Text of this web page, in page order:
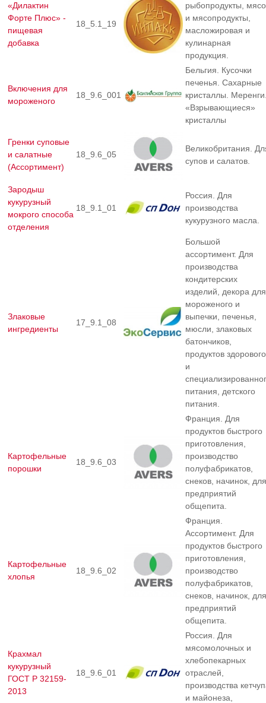
«Дилактин
Форте Плюс» -
пищевая
добавка
18_5.1_19
рыбопродукты, мясо
и мясопродукты,
масложировая и
кулинарная
продукция.
Включения для
мороженого
18_9.6_001
Бельгия. Кусочки
печенья. Сахарные
кристаллы.
«Взрывающиеся»
кристаллы
Гренки суповые
и салатные
(Ассортимент)
18_9.6_05
Великобритания.
супов и салатов.
Зародыш
кукурузный
мокрого способа
отделения
18_9.1_01
Россия. Для
производства
кукурузного масла.
Злаковые
ингредиенты
17_9.1_08
Большой
ассортимент. Для
производства
кондитерских
изделий, декора для
мороженого и
выпечки, печенья,
мюсли, злаковых
батончиков,
продуктов здорового
и
питания, детского
питания.
Картофельные
порошки
18_9.6_03
Франция. Для
продуктов быстрого
приготовления,
производство
полуфабрикатов,
снеков, начинок, для
предприятий
общепита.
Картофельные
хлопья
18_9.6_02
Франция.
Ассортимент. Для
продуктов быстрого
приготовления,
производство
полуфабрикатов,
снеков, начинок, для
предприятий
общепита.
Крахмал
кукурузный
ГОСТ Р 32159-
2013
18_9.6_01
Россия. Для
мясомолочных и
хлебопекарных
отраслей,
производства
и майонеза,